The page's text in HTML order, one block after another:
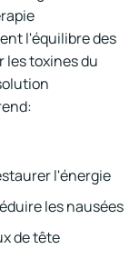
l'équilibre des
les toxines du
l'énergie
les nausées
de tête